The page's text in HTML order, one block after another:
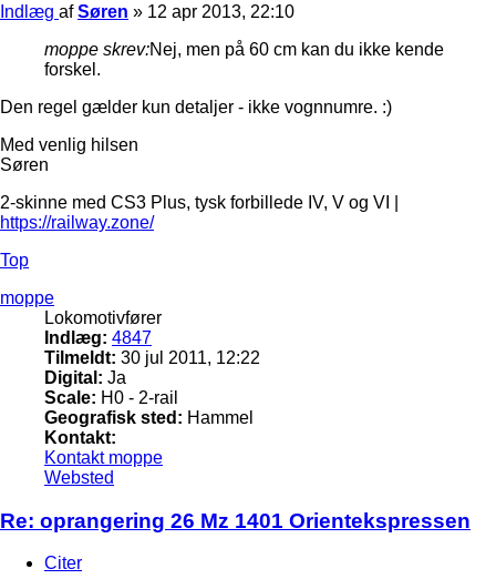
Indlæg afSøren » 12 apr 2013, 22:10
moppe skrev:Nej, men på 60 cm kan du ikke kende
forskel.
Den regel gælder kun detaljer - ikke vognnumre. :)
Med venlig hilsen
Søren
2-skinne med CS3 Plus, tysk forbillede IV, V og VI |
https://railway.zone/
Top
moppe
Lokomotivfører
Indlæg: 4847
Tilmeldt: 30 jul 2011, 12:22
Digital: Ja
Scale: H0 - 2-rail
Geografisk sted: Hammel
Kontakt:
Kontakt moppe
Websted
Re: oprangering 26 Mz 1401 Orientekspressen
Citer